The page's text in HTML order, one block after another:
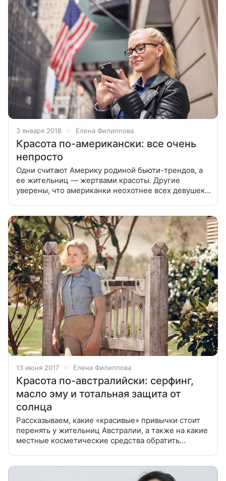
3 января 2018 Елена Филиппова
Красота по-американски: все очень
непросто
Одни считают Америку родиной бьюти-трендов, а
ее жительниц — жертвами красоты. Другие
уверены, что американки неохотнее всех девушек в
13 июня 2017 Елена Филиппова
Красота по-австралийски: серфинг,
масло эму и тотальная защита от
солнца
Рассказываем, какие «красивые» привычки стоит
перенять у жительниц Австралии, а также на какие
местные косметические средства обратить